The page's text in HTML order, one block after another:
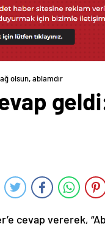
olsun, ablamdır
cevap vererek,